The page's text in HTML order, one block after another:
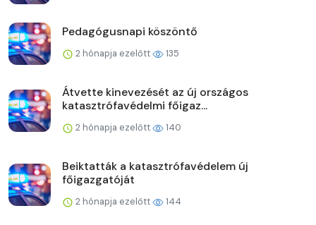
Pedagógusnapi köszöntő
2 hónapja ezelőtt 135
Átvette kinevezését az új országos
katasztrófavédelmi főigaz...
2 hónapja ezelőtt 140
Beiktatták a katasztrófavédelem új
főigazgatóját
2 hónapja ezelőtt 144